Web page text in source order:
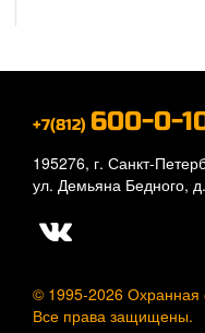
+7(812) 600-0-
195276, г. Санкт-
ул. Демьяна Бедного,
© 1995-2026
Все права защищены.